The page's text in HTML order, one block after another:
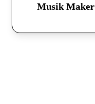
Musik Maker